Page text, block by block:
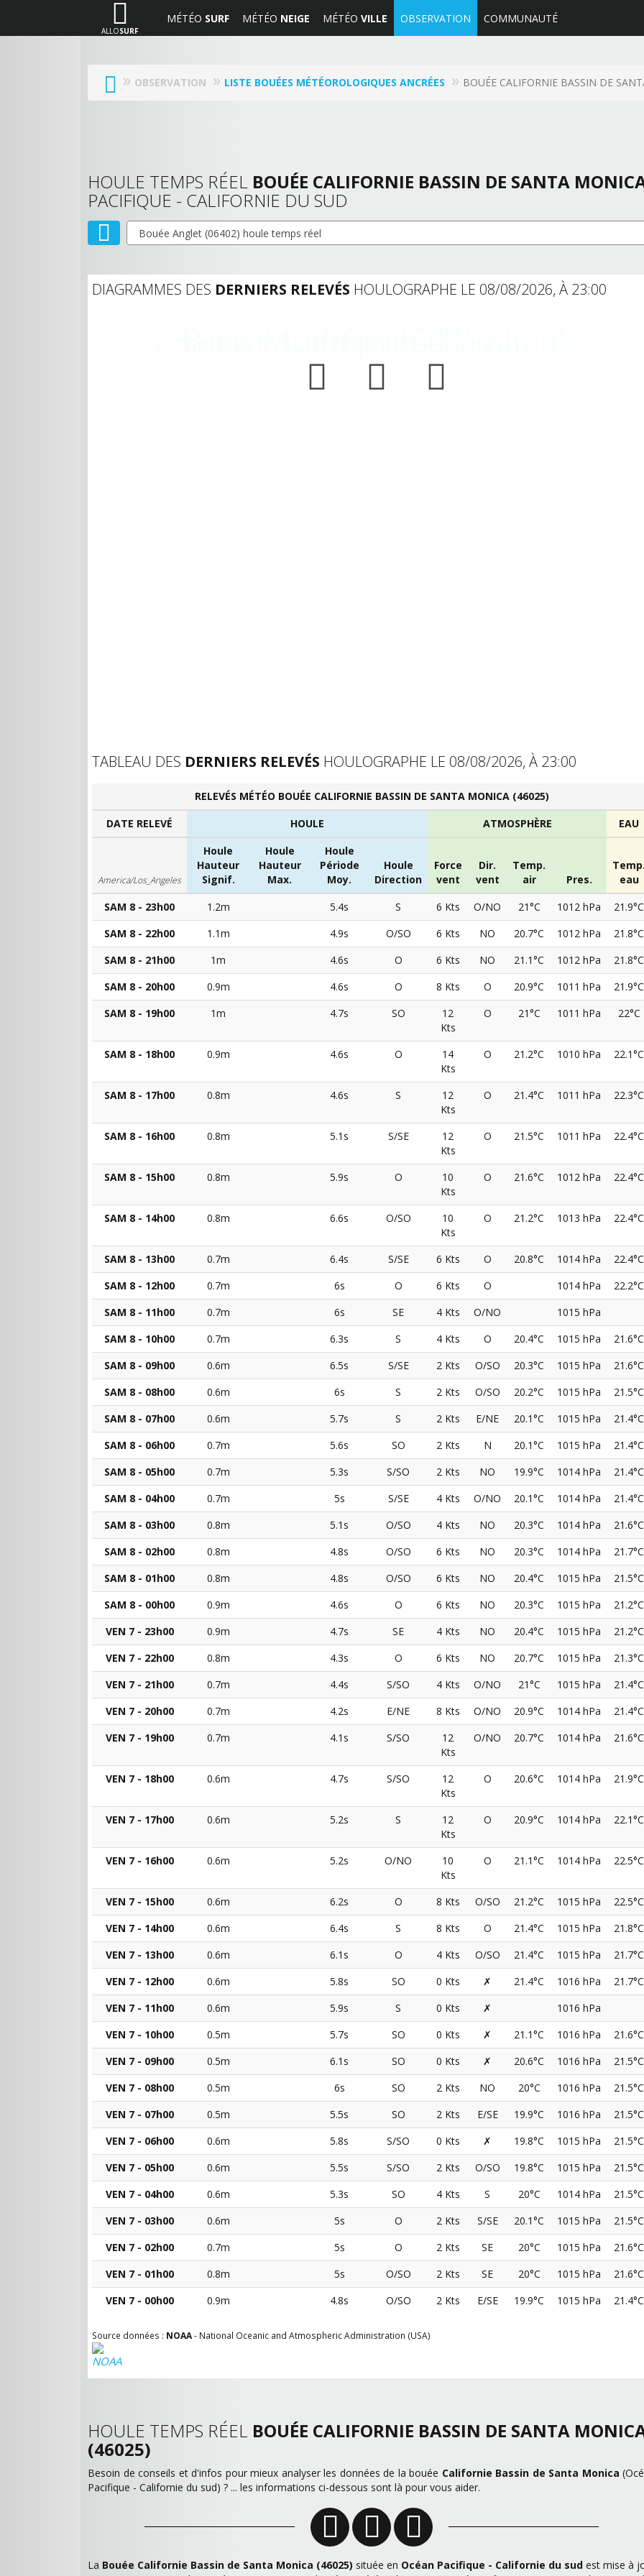
ALLOSURF
MÉTÉO SURF MÉTÉO NEIGE MÉTÉO VILLE OBSERVATION COMMUNAUTÉ
OBSERVATION LISTE BOUÉES MÉTÉOROLOGIQUES ANCRÉES BOUÉE CALIFORNIE BASSIN DE
HOULE TEMPS RÉEL BOUÉE CALIFORNIE BASSIN DE SANTA
PACIFIQUE - CALIFORNIE DU SUD
DIAGRAMMES DES DERNIERS RELEVÉS HOULOGRAPHE LE 08/08/2026, À 23:00
TABLEAU DES DERNIERS RELEVÉS HOULOGRAPHE LE 08/08/2026, À 23:00
RELEVÉS MÉTÉO BOUÉE CALIFORNIE BASSIN DE SANTA MONICA (46025)
DATE RELEVÉ
HOULE ATMOSPHÈRE EAU
America/Los_Angeles
Houle
Hauteur
Signif.
Houle
Hauteur
Max.
Houle
Période
Moy.
Houle
Direction
Force
vent
Dir.
vent
Temp.
air
Pres.
eau
SAM 8 - 23h00
1.2m 5.4s S 6 Kts O/NO 21°C 1012 hPa
21.9°C
SAM 8 - 22h00
1.1m 4.9s O/SO 6 Kts NO 20.7°C 1012 hPa
21.8°C
SAM 8 - 21h00
1m 4.6s O 6 Kts NO 21.1°C 1012 hPa
21.8°C
SAM 8 - 20h00
0.9m 4.6s O 8 Kts O 20.9°C 1011 hPa
21.9°C
SAM 8 - 19h00
1m 4.7s SO
12
Kts
O 21°C 1011 hPa 22°C
SAM 8 - 18h00 0.9m 4.6s O
14
Kts
O 21.2°C 1010 hPa 22.1°C
SAM 8 - 17h00 0.8m 4.6s S
12
Kts
O 21.4°C 1011 hPa 22.3°C
SAM 8 - 16h00 0.8m 5.1s S/SE
12
Kts
O 21.5°C 1011 hPa 22.4°C
SAM 8 - 15h00 0.8m 5.9s O
10
Kts
O 21.6°C 1012 hPa 22.4°C
SAM 8 - 14h00 0.8m 6.6s O/SO
10
Kts
O 21.2°C 1013 hPa 22.4°C
SAM 8 - 13h00 0.7m 6.4s S/SE 6 Kts O 20.8°C 1014 hPa
22.4°C
SAM 8 - 12h00
0.7m 6s O 6 Kts O 1014 hPa
22.2°C
SAM 8 - 11h00
0.7m 6s SE 4 Kts O/NO
1015 hPa
SAM 8 - 10h00
0.7m 6.3s S 4 Kts O 20.4°C 1015 hPa
21.6°C
SAM 8 - 09h00
0.6m 6.5s S/SE 2 Kts O/SO 20.3°C 1015 hPa
21.6°C
SAM 8 - 08h00
0.6m 6s S 2 Kts O/SO 20.2°C 1015 hPa
21.5°C
SAM 8 - 07h00
0.6m 5.7s S 2 Kts E/NE 20.1°C 1015 hPa
21.4°C
SAM 8 - 06h00
0.7m 5.6s SO 2 Kts N 20.1°C 1015 hPa
21.4°C
SAM 8 - 05h00
0.7m 5.3s S/SO 2 Kts NO 19.9°C 1014 hPa
21.4°C
SAM 8 - 04h00
0.7m 5s S/SE 4 Kts O/NO 20.1°C 1014 hPa
21.4°C
SAM 8 - 03h00
0.8m 5.1s O/SO 4 Kts NO 20.3°C 1014 hPa
21.6°C
SAM 8 - 02h00
0.8m 4.8s O/SO 6 Kts NO 20.3°C 1014 hPa
21.7°C
SAM 8 - 01h00
0.8m 4.8s O/SO 6 Kts NO 20.4°C 1015 hPa
21.5°C
SAM 8 - 00h00
0.9m 4.6s O 6 Kts NO 20.3°C 1015 hPa
21.2°C
VEN 7 - 23h00
0.9m 4.7s SE 4 Kts NO 20.4°C 1015 hPa
21.2°C
VEN 7 - 22h00
0.8m 4.3s O 6 Kts NO 20.7°C 1015 hPa
21.3°C
VEN 7 - 21h00
0.7m 4.4s S/SO 4 Kts O/NO 21°C 1015 hPa
21.4°C
VEN 7 - 20h00
0.7m 4.2s E/NE 8 Kts O/NO 20.9°C 1014 hPa
21.4°C
VEN 7 - 19h00
0.7m 4.1s S/SO
12
Kts
O/NO 20.7°C 1014 hPa 21.6°C
VEN 7 - 18h00 0.6m 4.7s S/SO
12
Kts
O 20.6°C 1014 hPa 21.9°C
VEN 7 - 17h00 0.6m 5.2s S
12
Kts
O 20.9°C 1014 hPa 22.1°C
VEN 7 - 16h00 0.6m 5.2s O/NO
10
Kts
O 21.1°C 1014 hPa 22.5°C
VEN 7 - 15h00 0.6m 6.2s O 8 Kts O/SO 21.2°C 1015 hPa
22.5°C
VEN 7 - 14h00
0.6m 6.4s S 8 Kts O 21.4°C 1015 hPa
21.8°C
VEN 7 - 13h00
0.6m 6.1s O 4 Kts O/SO 21.4°C 1015 hPa
21.7°C
VEN 7 - 12h00
0.6m 5.8s SO 0 Kts ✗ 21.4°C 1016 hPa
21.7°C
VEN 7 - 11h00
0.6m 5.9s S 0 Kts ✗
1016 hPa
VEN 7 - 10h00
0.5m 5.7s SO 0 Kts ✗ 21.1°C 1016 hPa
21.6°C
VEN 7 - 09h00
0.5m 6.1s SO 0 Kts ✗ 20.6°C 1016 hPa
21.5°C
VEN 7 - 08h00
0.5m 6s SO 2 Kts NO 20°C 1016 hPa
21.5°C
VEN 7 - 07h00
0.5m 5.5s SO 2 Kts E/SE 19.9°C 1016 hPa
21.5°C
VEN 7 - 06h00
0.6m 5.8s S/SO 0 Kts ✗ 19.8°C 1015 hPa
21.5°C
VEN 7 - 05h00
0.6m 5.5s S/SO 2 Kts O/SO 19.8°C 1015 hPa
21.5°C
VEN 7 - 04h00
0.6m 5.3s SO 4 Kts S 20°C 1014 hPa
21.5°C
VEN 7 - 03h00
0.6m 5s O 2 Kts S/SE 20.1°C 1015 hPa
21.5°C
VEN 7 - 02h00
0.7m 5s O 2 Kts SE 20°C 1015 hPa
21.6°C
VEN 7 - 01h00
0.8m 5s O/SO 2 Kts SE 20°C 1015 hPa
21.6°C
VEN 7 - 00h00
0.9m 4.8s O/SO 2 Kts E/SE 19.9°C 1015 hPa 21.4°C
Source données : NOAA- National Oceanic and Atmospheric Administration (USA)
HOULE TEMPS RÉEL BOUÉE CALIFORNIE BASSIN DE SANTA
(46025)
Besoin de conseils et d'infos pour mieux analyser les données de la bouée Californie Bassin de Santa Monica
Pacifique - Californie du sud) ? ... les informations ci-dessous sont là pour vous aider.
La Bouée Californie Bassin de Santa Monica (46025) située en Océan Pacifique - Californie du sud est mise à